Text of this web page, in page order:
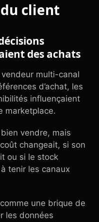
client
des achats
multi-canal
d’achat, les
influençaient
marketplace.
vendre, mais
changeait, si son
ou si le stock
tenir les canaux
une brique de
les données